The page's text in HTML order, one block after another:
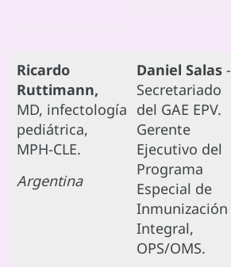
Ricardo
Ruttimann,
MD, infectología
pediátrica,
MPH-CLE.
Argentina
Daniel Salas -
Secretariado
del GAE EPV.
Gerente
Ejecutivo del
Programa
Especial de
Inmunización
Integral,
OPS/OMS.